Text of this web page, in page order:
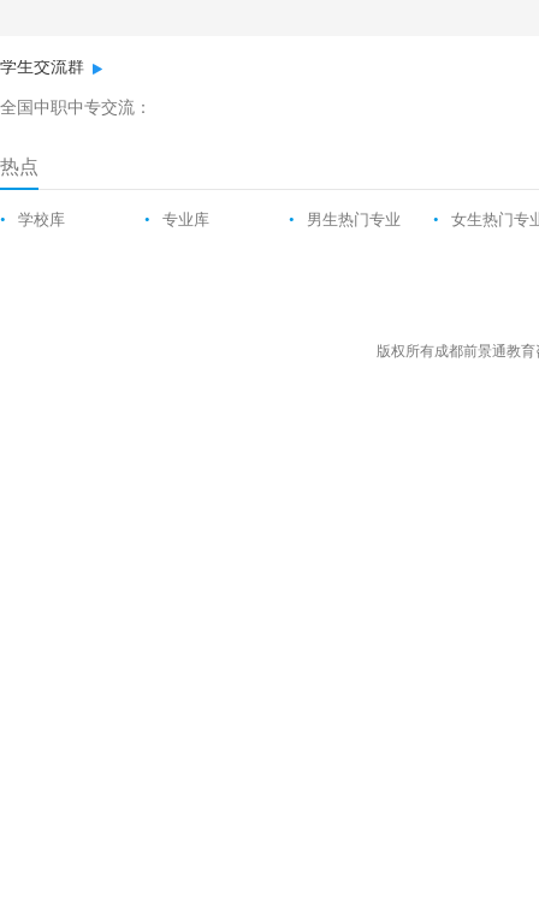
学生交流群
全国中职中专交流：
热点
• 学校库 • 专业库 • 男生热门专业 • 女生热门专
版权所有成都前景通教